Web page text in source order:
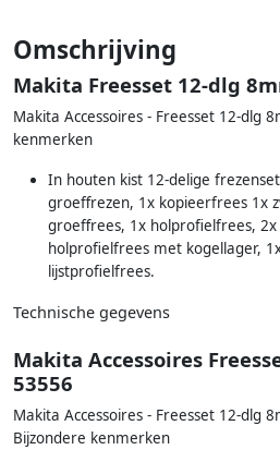
Omschrijving
Makita Freesset 12-dlg
Makita Accessoires - Freesset 12-dlg
kenmerken
In houten kist 12-delige
groeffrezen, 1x kopieerfrees 1x
groeffrees, 1x holprofielfrees,
holprofielfrees met kogellager,
lijstprofielfrees.
Technische gegevens
Makita Accessoires
53556
Makita Accessoires - Freesset 12-dlg
Bijzondere kenmerken